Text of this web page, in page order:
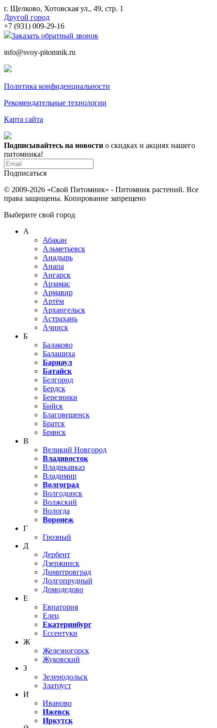
г. Щелково, Хотовская ул., 49, стр. 1
Другой город
+7 (931) 009-29-16
Заказать обратный звонок
info@svoy-pitomnik.ru
Политика конфиденциальности
Рекомендательные технологии
Карта сайта
Подписывайтесь на новости о скидках и акциях нашего
питомника!
Подписаться
© 2009-2026 «Свой Питомник» - Питомник растений. Все
права защищены. Копирование запрещено
Выберите свой город
А
Абакан
Альметьевск
Анадырь
Анапа
Ангарск
Арзамас
Армавир
Артём
Архангельск
Астрахань
Ачинск
Б
Балаково
Балашиха
Барнаул
Батайск
Белгород
Бердск
Березники
Бийск
Благовещенск
Братск
Брянск
В
Великий Новгород
Владивосток
Владикавказ
Владимир
Волгоград
Волгодонск
Волжский
Вологда
Воронеж
Г
Грозный
Д
Дербент
Дзержинск
Димитровград
Долгопрудный
Домодедово
Е
Евпатория
Елец
Екатеринбург
Ессентуки
Ж
Железногорск
Жуковский
З
Зеленодольск
Златоуст
И
Иваново
Ижевск
Иркутск